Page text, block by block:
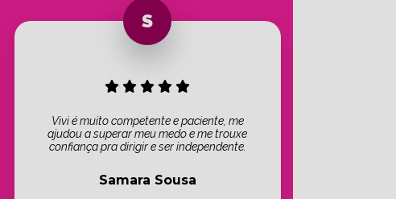
Vivi é muito competente e paciente, me
ajudou a superar meu medo e me trouxe
confiança pra dirigir e ser independente.
Samara Sousa